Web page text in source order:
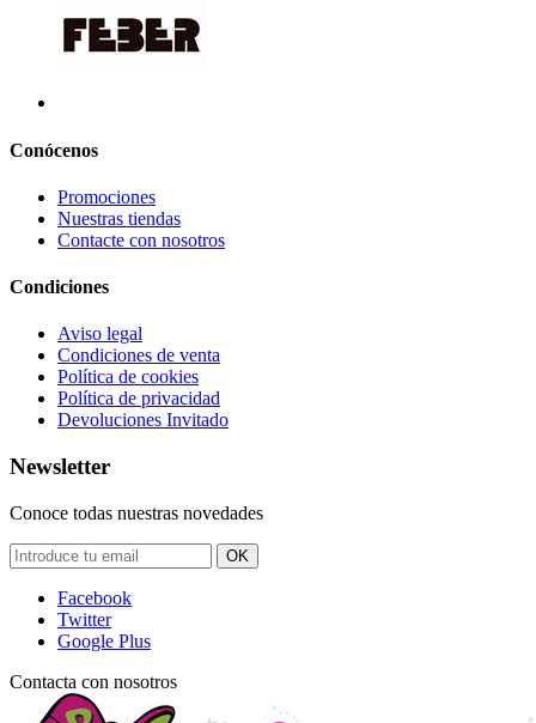
Conócenos
Promociones
Nuestras tiendas
Contacte con nosotros
Condiciones
Aviso legal
Condiciones de venta
Política de cookies
Política de privacidad
Devoluciones Invitado
Newsletter
Conoce todas nuestras novedades
OK
Facebook
Twitter
Google Plus
Contacta con nosotros